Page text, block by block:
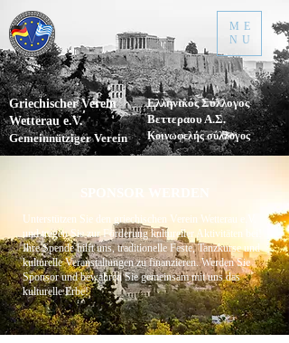
Griechischer Verein
Wetterau e.V.
Gemeinnütziger Verein
ME
NU
Ελληνικός Σύλλογος
Βεττεραου Α.Σ.
Κοινωφελής σύλλογος
Unterstützen Sie den griechischen Verein Wetterau e.V.
und tragen Sie zur Förderung kultureller Aktivitäten bei!
Ihre Spende hilft uns, traditionelle Feste, Tanzkurse und
kulturelle Veranstaltungen zu finanzieren. Werden Sie
Sponsor und bewahren Sie gemeinsam mit uns das
kulturelle Erbe!